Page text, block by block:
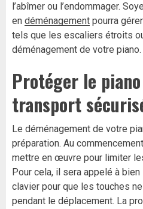
l’abîmer ou l’endommager.
en déménagement pourra
tels que les escaliers étroits
déménagement de votre piano.
Protéger le
transport
Le déménagement de votre
préparation. Au
mettre en œuvre pour limiter
Pour cela, il sera appelé à
clavier pour que les touches
pendant le déplacement. La